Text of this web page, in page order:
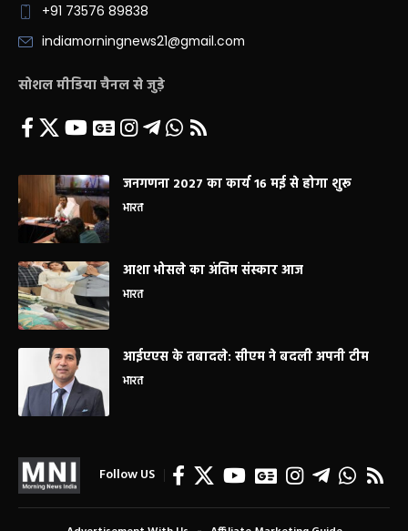
+91 73576 89838
indiamorningnews21@gmail.com
सोशल मीडिया चैनल से जुड़े
जनगणना 2027 का कार्य 16 मई से होगा शुरू
भारत
आशा भोसले का अंतिम संस्कार आज
भारत
आईएएस के तबादले: सीएम ने बदली अपनी टीम
भारत
Follow US